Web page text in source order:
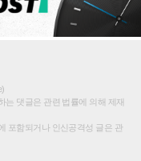
는 댓글은 관련 법률에 의해 제재
포함되거나 인신공격성 글은 관